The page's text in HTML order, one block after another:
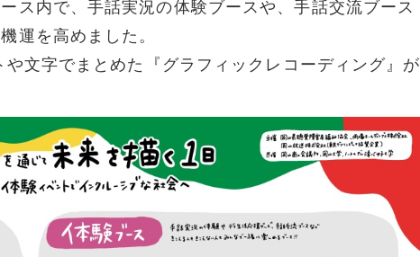
ス内で、手話実況の体験ブースや、手話交流ブース
運を高めました。
文字でまとめた『グラフィックレコーディング』が